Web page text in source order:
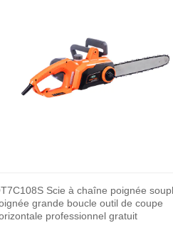
Scie à chaîne poignée
grande boucle outil de coupe
professionnel gratuit